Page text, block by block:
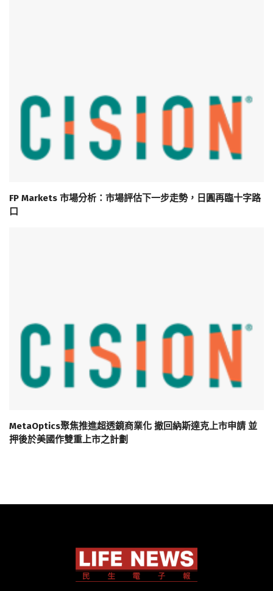
FP Markets 市場分析：市場評估下一步走勢，日圓再臨十字路
口
MetaOptics聚焦推進超透鏡商業化 撤回納斯達克上市申請 並
押後於美國作雙重上市之計劃